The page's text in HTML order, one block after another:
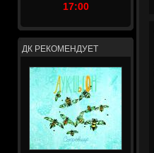
17:00
ДК РЕКОМЕНДУЕТ